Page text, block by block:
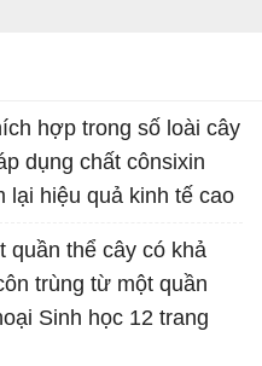
hợp trong số loài cây
dụng chất cônsixin
lại hiệu quả kinh tế cao
quần thể cây có khả
trùng từ một quần
Sinh học 12 trang